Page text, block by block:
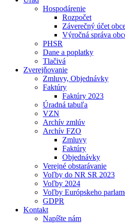
Hospodárenie
Rozpočet
Záverečný účet
Výročná správa
PHSR
Dane a poplatky
Tlačivá
Zverejňovanie
Zmluvy, Objednávky
Faktúry
Faktúry 2023
Úradná tabuľa
VZN
Archív zmlúv
Archív FZO
Zmluvy
Faktúry
Objednávky
Verejné obstarávanie
Voľby do NR SR 2023
Voľby 2024
Voľby Európskeho
GDPR
Kontakt
Napíšte nám